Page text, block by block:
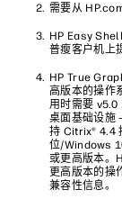
需要从
HP Easy
普瘦客户机上
HP True
高版本的操作
用时需要 v5.0
桌面基础设施
持 Citrix® 4.4
位/Windows
或更高版本。
更高版本的操
兼容性信息。